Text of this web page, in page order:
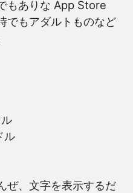
もありな App Store
でもアダルトものなど
ル
ぜ、文字を表示するだ